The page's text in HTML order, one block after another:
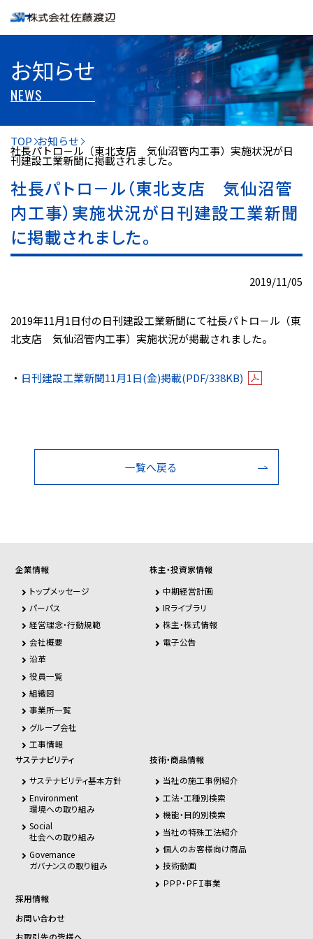
お知らせ
NEWS
TOP お知らせ
社長パトロ－ル（東北支店 気仙沼管内工事）実施状況が日
刊建設工業新聞に掲載されました。
社長パトロ－ル（東北支店 気仙沼管
内工事）実施状況が日刊建設工業新聞
に掲載されました。
2019/11/05
2019年11月1日付の日刊建設工業新聞にて社長パトロ－ル（東
北支店 気仙沼管内工事）実施状況が掲載されました。
・ 日刊建設工業新聞11月1日(金)掲載(PDF/338KB)
一覧へ戻る
企業情報
トップメッセージ
パーパス
経営理念・行動規範
会社概要
沿革
役員一覧
組織図
事業所一覧
グループ会社
工事情報
株主・投資家情報
中期経営計画
IRライブラリ
株主・株式情報
電子公告
サステナビリティ
サステナビリティ基本方針
Environment
環境への取り組み
Social
社会への取り組み
Governance
ガバナンスの取り組み
技術・商品情報
当社の施工事例紹介
工法・工種別検索
機能・目的別検索
当社の特殊工法紹介
個人のお客様向け商品
技術動画
ＰＰＰ・ＰＦＩ事業
採用情報
お問い合わせ